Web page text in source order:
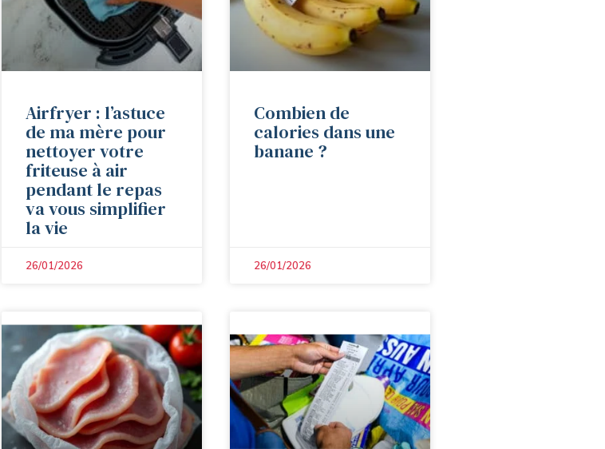
Airfryer : l’astuce
de ma mère pour
nettoyer votre
friteuse à air
pendant le repas
va vous simplifier
la vie
26/01/2026
Combien de
calories dans une
banane ?
26/01/2026